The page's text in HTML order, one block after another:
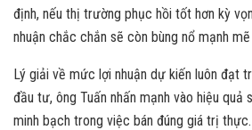
định, nếu thị trường phục hồi tốt hơn kỳ
nhuận chắc chắn sẽ còn bùng nổ mạnh mẽ
Lý giải về mức lợi nhuận dự kiến luôn đạt
đầu tư, ông Tuấn nhấn mạnh vào hiệu quả
minh bạch trong việc bán đúng giá trị